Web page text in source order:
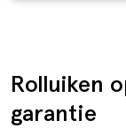
Rolluiken
garantie